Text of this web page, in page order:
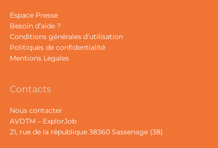
Espace Presse
Besoin d’aide ?
Conditions générales d’utilisation
Politiques de confidentialité
Mentions Légales
Contacts
Nous contacter
AVDTM – ExplorJob
21, rue de la république 38360 Sassenage (38)